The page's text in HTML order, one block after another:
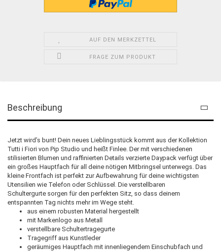
AUF DEN MERKZETTEL
FRAGE ZUM PRODUKT
Beschreibung
Jetzt wird’s bunt! Dein neues Lieblingsstück kommt aus der Kollektion
Tutti i Fiori von Pip Studio und heißt Finlee. Der mit verschiedenen
stilisierten Blumen und raffinierten Details verzierte Daypack verfügt über
ein großes Hauptfach für all deine nötigen Mitbringsel unterwegs. Das
kleine Frontfach ist perfekt zur Aufbewahrung für deine wichtigsten
Utensilien wie Telefon oder Schlüssel. Die verstellbaren
Schultergurte sorgen für den perfekten Sitz, so dass deinem
entspannten Tag nichts mehr im Wege steht.
aus einem robusten Material hergestellt
mit Markenlogo aus Metall
verstellbare Schultertragegurte
Tragegriff aus Kunstleder
geräumiges Hauptfach mit innenliegendem Einschubfach und